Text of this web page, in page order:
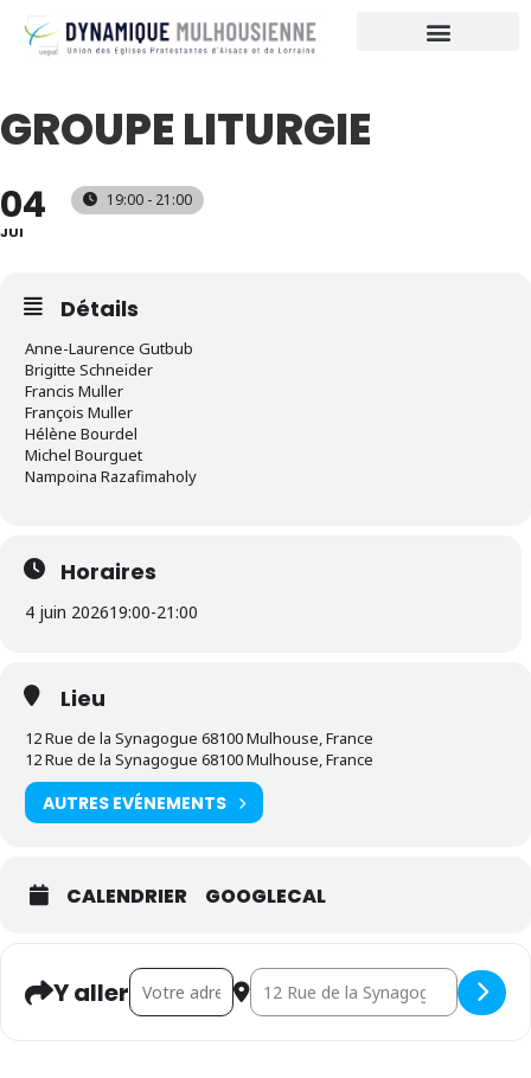
GROUPE LITURGIE
04
JUI
19:00 - 21:00
Détails
Anne-Laurence Gutbub
Brigitte Schneider
Francis Muller
François Muller
Hélène Bourdel
Michel Bourguet
Nampoina Razafimaholy
Horaires
4 juin 202619:00-21:00
Lieu
12 Rue de la Synagogue 68100 Mulhouse, France
12 Rue de la Synagogue 68100 Mulhouse, France
AUTRES EVÉNEMENTS
CALENDRIER GOOGLECAL
Y allerAddress - Groupe Liturgie [muRl7hxhZ]
Destination Address - Groupe